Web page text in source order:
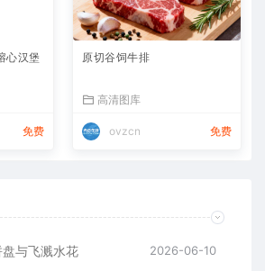
心汉堡
免费
原切谷饲牛排
高清图库
ovzcn 免费
与飞溅水花 2026-06-10